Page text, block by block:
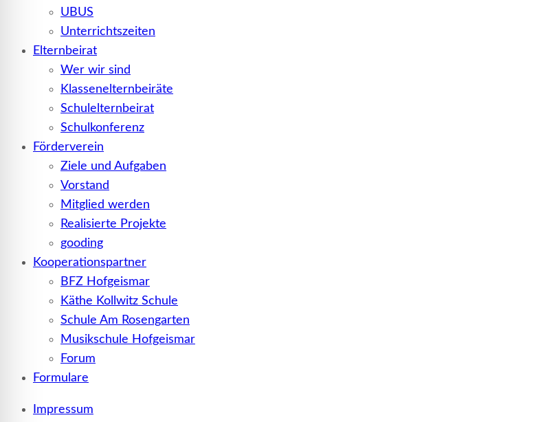
UBUS
Unterrichtszeiten
Elternbeirat
Wer wir sind
Klassenelternbeiräte
Schulelternbeirat
Schulkonferenz
Förderverein
Ziele und Aufgaben
Vorstand
Mitglied werden
Realisierte Projekte
gooding
Kooperationspartner
BFZ Hofgeismar
Käthe Kollwitz Schule
Schule Am Rosengarten
Musikschule Hofgeismar
Forum
Formulare
Impressum